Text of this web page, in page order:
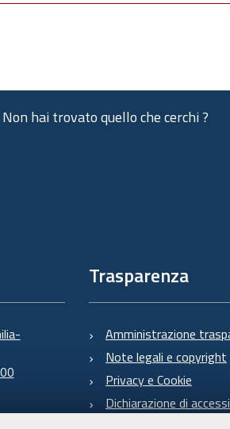
Non hai trovato quello che cerchi ?
Trasparenza
Amministrazione
Note legali e copyright
Privacy e Cookie
Dichiarazione di